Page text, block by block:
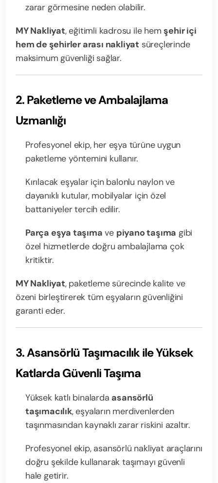
zarar görmesine neden olabilir.
MY Nakliyat, eğitimli kadrosu ile hemşehir içi
hem de şehirler arası nakliyat süreçlerinde
maksimum güvenliği sağlar.
2. Paketleme ve Ambalajlama
Uzmanlığı
Profesyonel ekip, her eşya türüne uygun
paketleme yöntemini kullanır.
Kırılacak eşyalar için balonlu naylon ve
dayanıklı kutular, mobilyalar için özel
battaniyeler tercih edilir.
Parça eşya taşıma ve piyano taşıma gibi
özel hizmetlerde doğru ambalajlama çok
kritiktir.
MY Nakliyat, paketleme sürecinde kalite ve
özeni birleştirerek tüm eşyaların güvenliğini
garanti eder.
3. Asansörlü Taşımacılık ile Yüksek
Katlarda Güvenli Taşıma
Yüksek katlı binalarda asansörlü
taşımacılık, eşyaların merdivenlerden
taşınmasından kaynaklı zarar riskini azaltır.
Profesyonel ekip, asansörlü nakliyat araçlarını
doğru şekilde kullanarak taşımayı güvenli
hale getirir.